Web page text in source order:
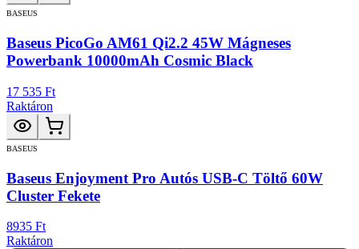
BASEUS
Baseus PicoGo AM61 Qi2.2 45W Mágneses
Powerbank 10000mAh Cosmic Black
17 535 Ft
Raktáron
BASEUS
Baseus Enjoyment Pro Autós USB-C Töltő 60W
Cluster Fekete
8935 Ft
Raktáron